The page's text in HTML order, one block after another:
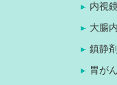
内視
大腸
鎮静
胃が